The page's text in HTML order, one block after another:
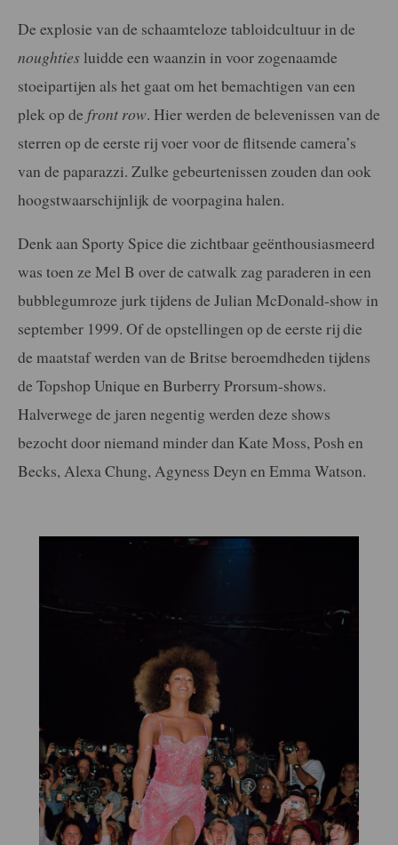
De explosie van de schaamteloze tabloidcultuur in de
noughties luidde een waanzin in voor zogenaamde
stoeipartijen als het gaat om het bemachtigen van een
plek op de front row. Hier werden de belevenissen van de
sterren op de eerste rij voer voor de flitsende camera’s
van de paparazzi. Zulke gebeurtenissen zouden dan ook
hoogstwaarschijnlijk de voorpagina halen.
Denk aan Sporty Spice die zichtbaar geënthousiasmeerd
was toen ze Mel B over de catwalk zag paraderen in een
bubblegumroze jurk tijdens de Julian McDonald-show in
september 1999. Of de opstellingen op de eerste rij die
de maatstaf werden van de Britse beroemdheden tijdens
de Topshop Unique en Burberry Prorsum-shows.
Halverwege de jaren negentig werden deze shows
bezocht door niemand minder dan Kate Moss, Posh en
Becks, Alexa Chung, Agyness Deyn en Emma Watson.